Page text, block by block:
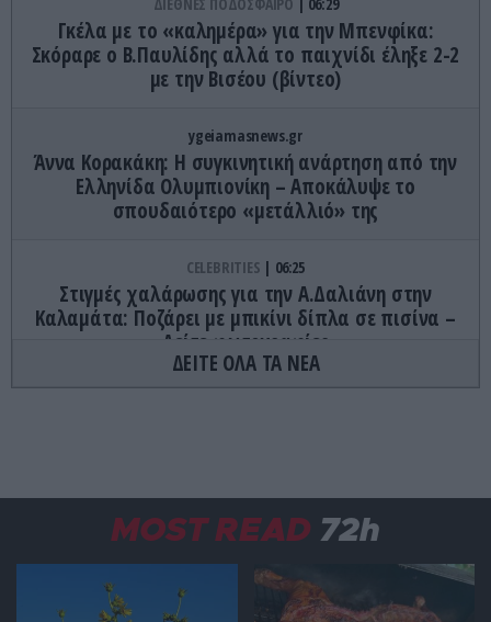
Γκέλα με το «καλημέρα» για την Μπενφίκα:
Σκόραρε ο Β.Παυλίδης αλλά το παιχνίδι έληξε 2-2
με την Βισέου (βίντεο)
ygeiamasnews.gr
Άννα Κορακάκη: Η συγκινητική ανάρτηση από την
Ελληνίδα Ολυμπιονίκη – Αποκάλυψε το
σπουδαιότερο «μετάλλιό» της
CELEBRITIES 06:25
Στιγμές χαλάρωσης για την Α.Δαλιάνη στην
Καλαμάτα: Ποζάρει με μπικίνι δίπλα σε πισίνα –
Δείτε φωτογραφίες
Ορμούζ: Σκληραίνει την στάση της η Τεχεράνη
06:11
ΔΕΙΤΕ ΟΛΑ ΤΑ ΝΕΑ
MOST READ 72h